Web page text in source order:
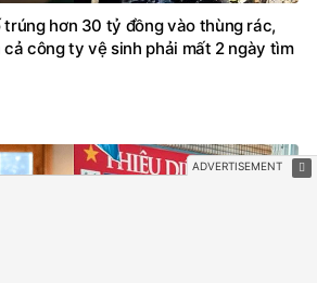
hơn 30 tỷ đồng vào thùng rác,
công ty vệ sinh phải mất 2 ngày tìm